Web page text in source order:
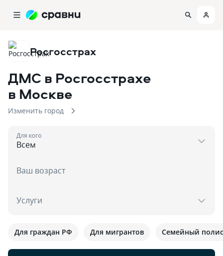
Росгосстрах
ДМС в Росгосстрахе
в Москве
Изменить город
Для кого
Ваш возраст
Услуги
Для граждан РФ Для мигрантов Семейный полис